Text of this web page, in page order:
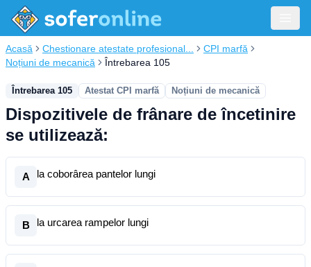
Acasă Chestionare atestate profesional...
CPI marfă
Noțiuni de mecanică
Întrebarea 105
Întrebarea 105 Atestat CPI marfă Noțiuni de mecanică
Dispozitivele de frânare de încetinire
se utilizează:
A la coborârea pantelor lungi
B la urcarea rampelor lungi